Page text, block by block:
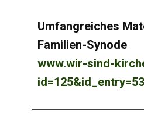
Umfangreiches
Familien-Synode
www.wir-sind-